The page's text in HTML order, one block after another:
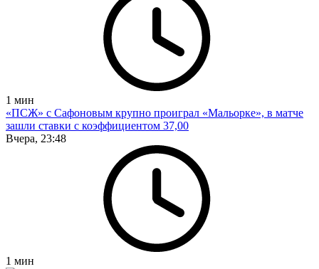
1 мин
«ПСЖ» с Сафоновым крупно проиграл «Мальорке», в матче
зашли ставки с коэффициентом 37,00
Вчера, 23:48
1 мин